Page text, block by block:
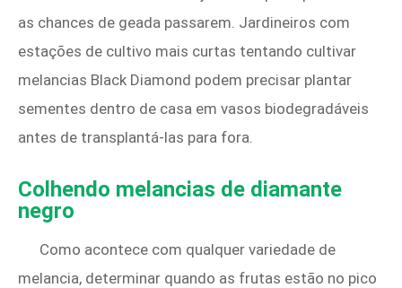
as chances de geada passarem. Jardineiros com
estações de cultivo mais curtas tentando cultivar
melancias Black Diamond podem precisar plantar
sementes dentro de casa em vasos biodegradáveis ​​
antes de transplantá-las para fora.
Colhendo melancias de diamante
negro
Como acontece com qualquer variedade de
melancia, determinar quando as frutas estão no pico